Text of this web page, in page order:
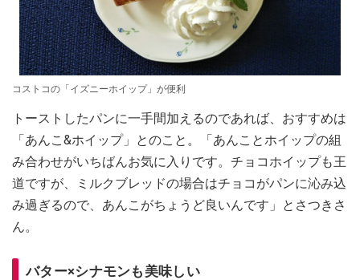
コストコの「イズニーホイップ」が便利
トーストしたパンに一手間加えるのであれば、おすすめは
「あんこ&ホイップ」とのこと。「あんことホイップの組
み合わせがいちばんお気に入りです。チョコホイップも王
道ですが、ミルクブレッドの場合はチョコがパンに沁み込
み過ぎるので、あんこがちょうど良いんです」とさつきさ
ん。
バター×シナモンも美味しい